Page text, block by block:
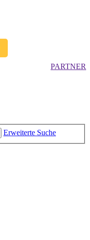
PARTNER
Erweiterte Suche